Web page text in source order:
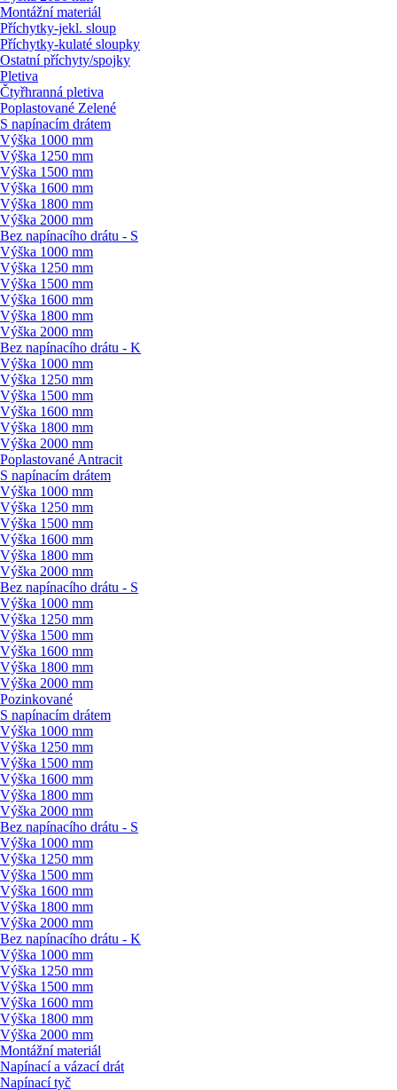
Montážní materiál
Příchytky-jekl. sloup
Příchytky-kulaté sloupky
Ostatní příchyty/spojky
Pletiva
Čtyřhranná pletiva
Poplastované Zelené
S napínacím drátem
Výška 1000 mm
Výška 1250 mm
Výška 1500 mm
Výška 1600 mm
Výška 1800 mm
Výška 2000 mm
Bez napínacího drátu - S
Výška 1000 mm
Výška 1250 mm
Výška 1500 mm
Výška 1600 mm
Výška 1800 mm
Výška 2000 mm
Bez napínacího drátu - K
Výška 1000 mm
Výška 1250 mm
Výška 1500 mm
Výška 1600 mm
Výška 1800 mm
Výška 2000 mm
Poplastované Antracit
S napínacím drátem
Výška 1000 mm
Výška 1250 mm
Výška 1500 mm
Výška 1600 mm
Výška 1800 mm
Výška 2000 mm
Bez napínacího drátu - S
Výška 1000 mm
Výška 1250 mm
Výška 1500 mm
Výška 1600 mm
Výška 1800 mm
Výška 2000 mm
Pozinkované
S napínacím drátem
Výška 1000 mm
Výška 1250 mm
Výška 1500 mm
Výška 1600 mm
Výška 1800 mm
Výška 2000 mm
Bez napínacího drátu - S
Výška 1000 mm
Výška 1250 mm
Výška 1500 mm
Výška 1600 mm
Výška 1800 mm
Výška 2000 mm
Bez napínacího drátu - K
Výška 1000 mm
Výška 1250 mm
Výška 1500 mm
Výška 1600 mm
Výška 1800 mm
Výška 2000 mm
Montážní materiál
Napínací a vázací drát
Napínací tyč